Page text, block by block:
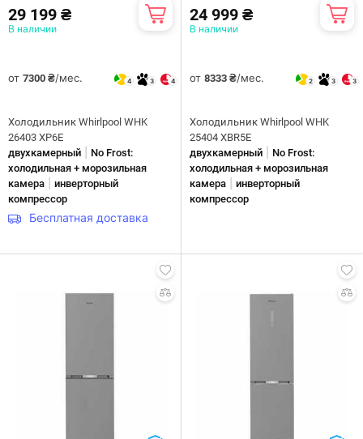
29 199 ₴
В наличии
от 7300 ₴/мес. 4 3 4
Холодильник Whirlpool WHK
26403 XP6E
двухкамерный
No Frost:
холодильная + морозильная
камера
инверторный
компрессор
Бесплатная доставка
24 999 ₴
В наличии
от 8333 ₴/мес. 2 3 3
Холодильник Whirlpool WHK
25404 XBR5E
двухкамерный
No Frost:
холодильная + морозильная
камера
инверторный
компрессор